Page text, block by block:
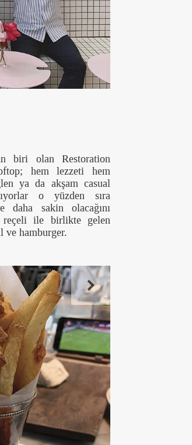
biri olan Restoration
hem lezzeti hem
ya da akşam casual
o yüzden sıra
daha sakin olacağını
reçeli ile birlikte gelen
ve hamburger.